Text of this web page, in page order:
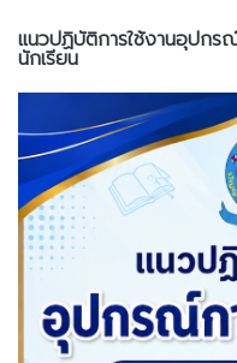
แนวปฏิบัติการใช้งานอุปกร
นักเรียน